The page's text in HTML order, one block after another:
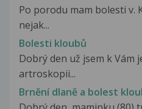
Po porodu mam bolesti v.
nejak...
Bolesti kloubů
Dobrý den už jsem k Vám
artroskopii...
Brnění dlaně a bolest